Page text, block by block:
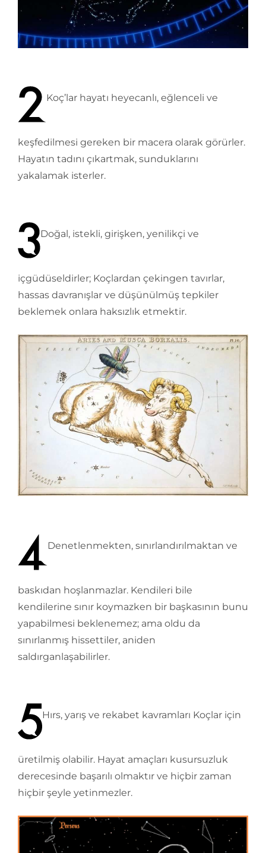
Koç’lar hayatı heyecanlı, eğlenceli ve
keşfedilmesi gereken bir macera olarak görürler.
Hayatın tadını çıkartmak, sunduklarını
yakalamak isterler.
Doğal, istekli, girişken, yenilikçi ve
içgüdüseldirler; Koçlardan çekingen tavırlar,
hassas davranışlar ve düşünülmüş tepkiler
beklemek onlara haksızlık etmektir.
Denetlenmekten, sınırlandırılmaktan ve
baskıdan hoşlanmazlar. Kendileri bile
kendilerine sınır koymazken bir başkasının bunu
yapabilmesi beklenemez; ama oldu da
sınırlanmış hissettiler, aniden
saldırganlaşabilirler.
Hırs, yarış ve rekabet kavramları Koçlar için
üretilmiş olabilir. Hayat amaçları kusursuzluk
derecesinde başarılı olmaktır ve hiçbir zaman
hiçbir şeyle yetinmezler.